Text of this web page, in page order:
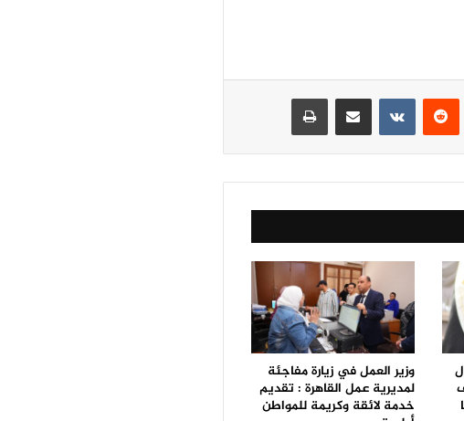
بينتيريست
وزير العمل في زيارة مفاجئة
لمديرية عمل القاهرة : تقديم
خدمة لائقة وكريمة للمواطن